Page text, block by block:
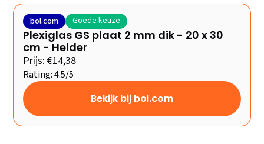
bol.com Goede keuze
Plexiglas GS plaat 2 mm dik - 20 x 30
cm - Helder
Prijs: €14,38
Rating: 4.5/5
Bekijk bij bol.com